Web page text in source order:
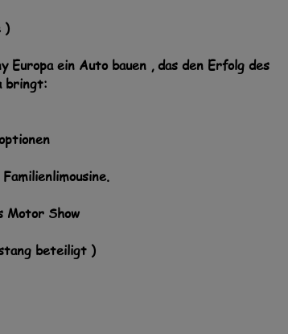
)
ein Auto bauen , das den Erfolg des
bringt:
Motor Show
beteiligt )